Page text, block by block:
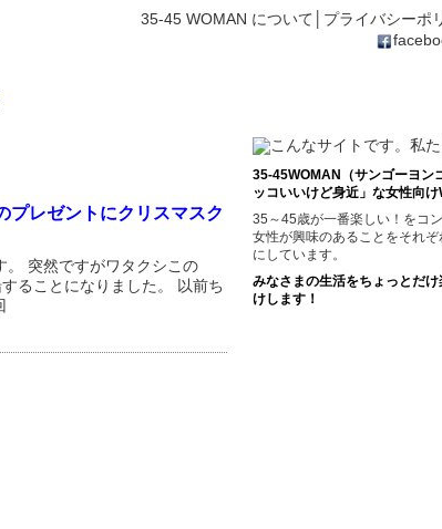
35-45 WOMAN について プライバシーポ
プレゼントにクリスマスク
。 突然ですがワタクシこの
ることになりました。 以前ち
35-45WOMAN（サンゴーヨン
ッコいいけど身近」な女性向け
35～45歳が一番楽しい！をコ
女性が興味のあることをそれ
にしています。
みなさまの生活をちょっとだ
けします！